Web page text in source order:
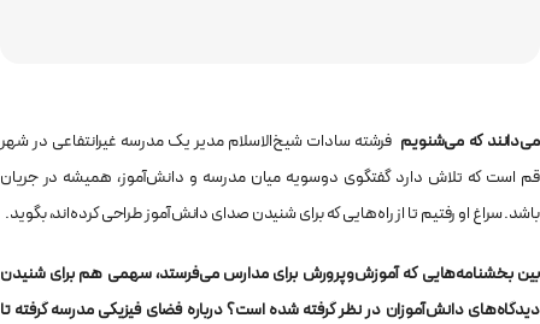
می‌دانند که می‌شنویم فرشته سادات شیخ‌الاسلام مدیر یک مدرسه غیرانتفاعی در شهر
قم است که تلاش دارد گفتگوی دوسویه میان مدرسه و دانش‌آموز، همیشه در جریان
باشد. سراغ او رفتیم تا از راه‌هایی که برای شنیدن صدای دانش‌آموز طراحی کرده‌اند،‌ بگوید.
بین بخشنامه‌هایی که آموزش‌وپرورش برای مدارس می‌فرستد، سهمی هم برای شنیدن
دیدگاه‌های دانش‌آموزان در نظر گرفته شده است؟ درباره فضای فیزیکی مدرسه گرفته تا